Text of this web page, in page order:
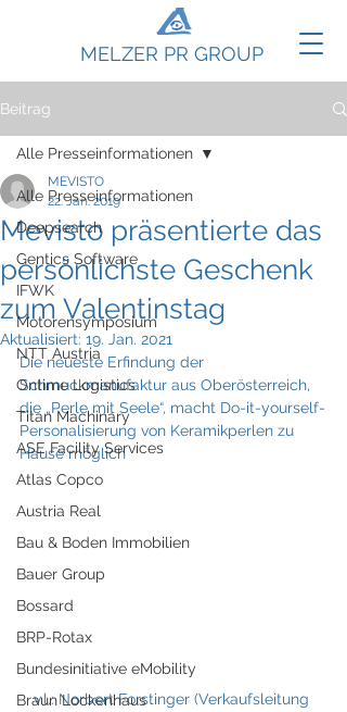
MELZER PR GROUP
Beitrag
Alle Presseinformationen
Deepsearch
Gentics Software
IFWK
Motorensymposium
NTT Austria
Ontime Logistics
Titan Machinary
ASE Facility Services
Atlas Copco
Austria Real
Bau & Boden Immobilien
Bauer Group
Bossard
BRP-Rotax
Bundesinitiative eMobility
Braun Lockenhaus
Alle Presseinformationen
Mevisto präsentierte das
persönlichste Geschenk
zum Valentinstag
MEVISTO
22. Jan. 2019
Aktualisiert: 19. Jan. 2021
Die neueste Erfindung der
Schmuckmanufaktur aus Oberösterreich,
die „Perle mit Seele“, macht Do-it-yourself-
Personalisierung von Keramikperlen zu
Hause möglich
v.l.: Norbert Forstinger (Verkaufsleitung